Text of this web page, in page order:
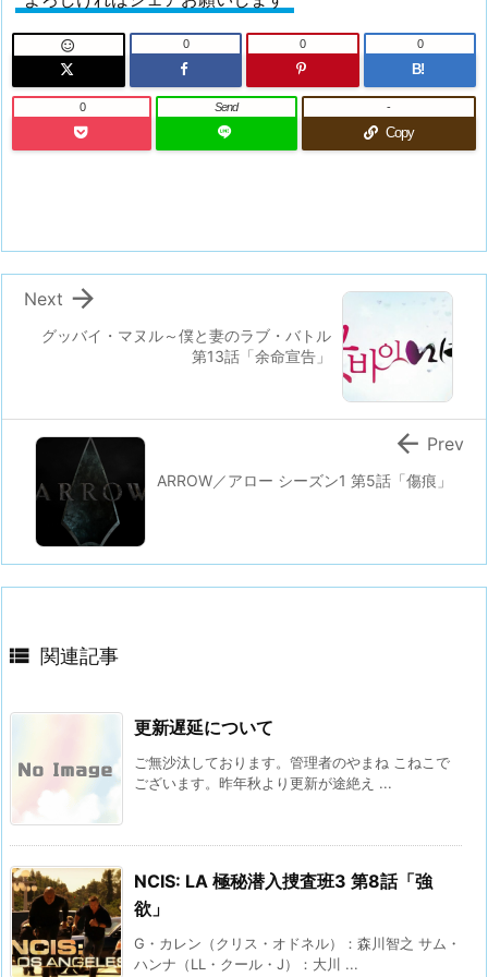
 0 0
B!
0
0 Send
Copy
-
グッバイ・マヌル～僕と妻のラブ・バトル
第13話「余命宣告」

Next
ARROW／アロー シーズン1 第5話「傷痕」
 Prev
 関連記事
更新遅延について
ご無沙汰しております。管理者のやまね こねこで
ございます。昨年秋より更新が途絶え ...
NCIS: LA 極秘潜入捜査班3 第8話「強
欲」
G・カレン（クリス・オドネル）：森川智之 サム・
ハンナ（LL・クール・J）：大川 ...